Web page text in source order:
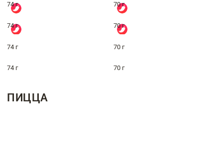
74 г 70 г
74 г 70 г
74 г 70 г
74 г 70 г
ПИЦЦА